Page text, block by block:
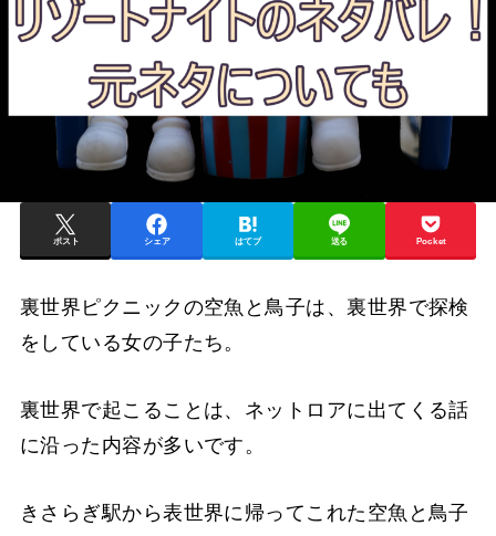
ポスト シェア はてブ 送る Pocket
裏世界ピクニックの空魚と鳥子は、裏世界で探検
をしている女の子たち。
裏世界で起こることは、ネットロアに出てくる話
に沿った内容が多いです。
きさらぎ駅から表世界に帰ってこれた空魚と鳥子